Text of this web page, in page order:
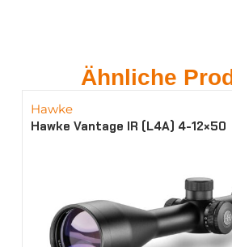
Ähnliche
Hawke
Hawke Vantage IR (L4A) 4-12×50